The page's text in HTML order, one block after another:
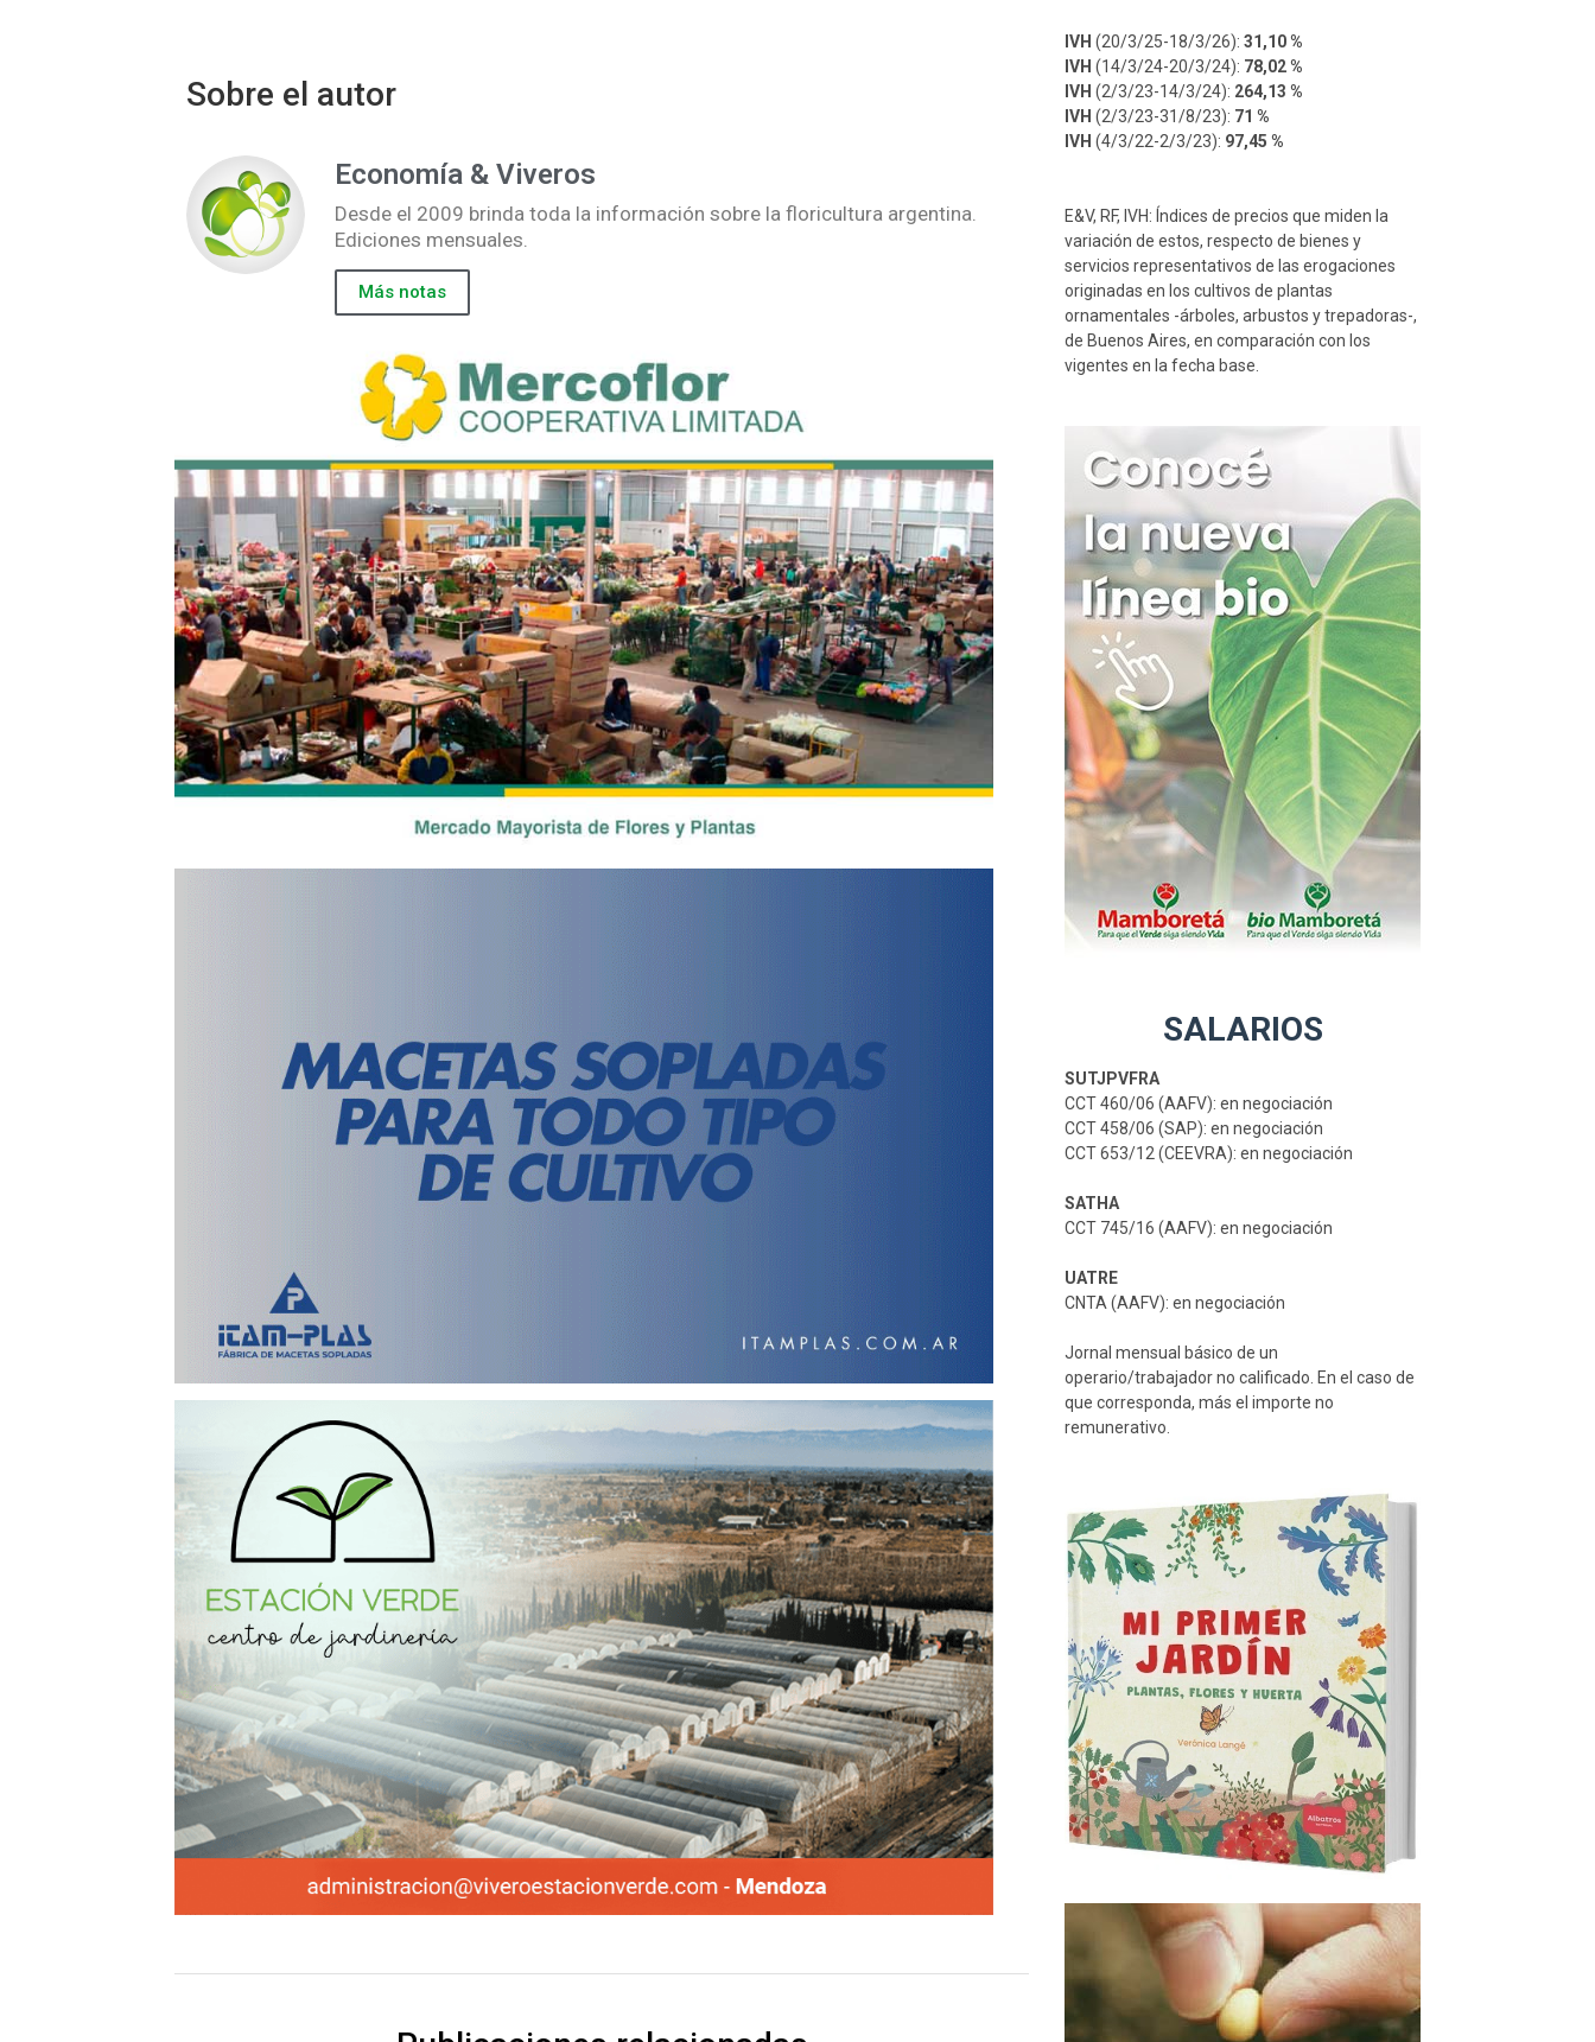
Sobre el autor
Economía & Viveros
Desde el 2009 brinda toda la información sobre la floricultura argentina.
Ediciones mensuales.
Más notas
IVH (20/3/25-18/3/26): 31,10 %
IVH (14/3/24-20/3/24): 78,02 %
IVH (2/3/23-14/3/24): 264,13 %
IVH (2/3/23-31/8/23): 71 %
IVH (4/3/22-2/3/23): 97,45 %
E&V, RF, IVH: Índices de precios que miden la
variación de estos, respecto de bienes y
servicios representativos de las erogaciones
originadas en los cultivos de plantas
ornamentales -árboles, arbustos y trepadoras-,
de Buenos Aires, en comparación con los
vigentes en la fecha base.
SALARIOS
SUTJPVFRA
CCT 460/06 (AAFV): en negociación
CCT 458/06 (SAP): en negociación
CCT 653/12 (CEEVRA): en negociación
SATHA
CCT 745/16 (AAFV): en negociación
UATRE
CNTA (AAFV): en negociación
Jornal mensual básico de un
operario/trabajador no calificado. En el caso de
que corresponda, más el importe no
remunerativo.